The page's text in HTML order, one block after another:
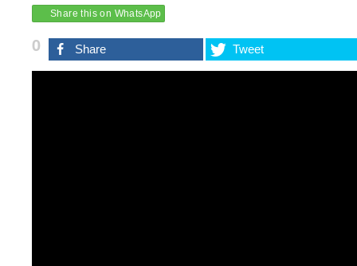
Share this on WhatsApp
0 Share Tweet